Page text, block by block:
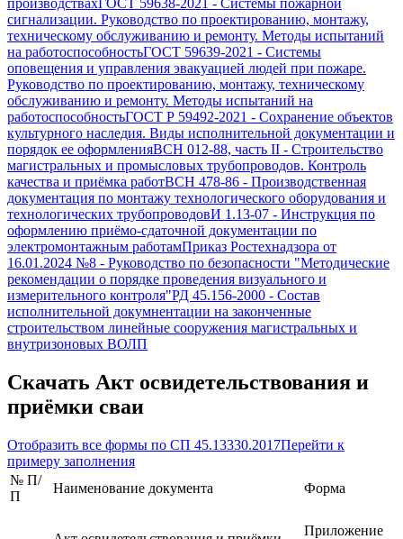
производствахГОСТ 59638-2021 - Системы пожарной
сигнализации. Руководство по проектированию, монтажу,
техническому обслуживанию и ремонту. Методы испытаний
на работоспособностьГОСТ 59639-2021 - Системы
оповещения и управления эвакуацией людей при пожаре.
Руководство по проектированию, монтажу, техническому
обслуживанию и ремонту. Методы испытаний на
работоспособностьГОСТ Р 59492-2021 - Сохранение объектов
культурного наследия. Виды исполнительной документации и
порядок ее оформленияВСН 012-88, часть II - Строительство
магистральных и промысловых трубопроводов. Контроль
качества и приёмка работВСН 478-86 - Производственная
документация по монтажу технологического оборудования и
технологических трубопроводовИ 1.13-07 - Инструкция по
оформлению приёмо-сдаточной документации по
электромонтажным работамПриказ Ростехнадзора от
16.01.2024 №8 - Руководство по безопасности "Методические
рекомендации о порядке проведения визуального и
измерительного контроля"РД 45.156-2000 - Состав
исполнительной докумнентации на законченные
строительством линейные сооружения магистральных и
внутризоновых ВОЛП
Скачать Акт освидетельствования и
приёмки сваи
Отобразить все формы по СП 45.13330.2017Перейти к
примеру заполнения
№ П/
П
Наименование документа Форма
Приложение